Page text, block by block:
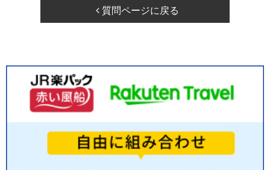
質問ページに戻る